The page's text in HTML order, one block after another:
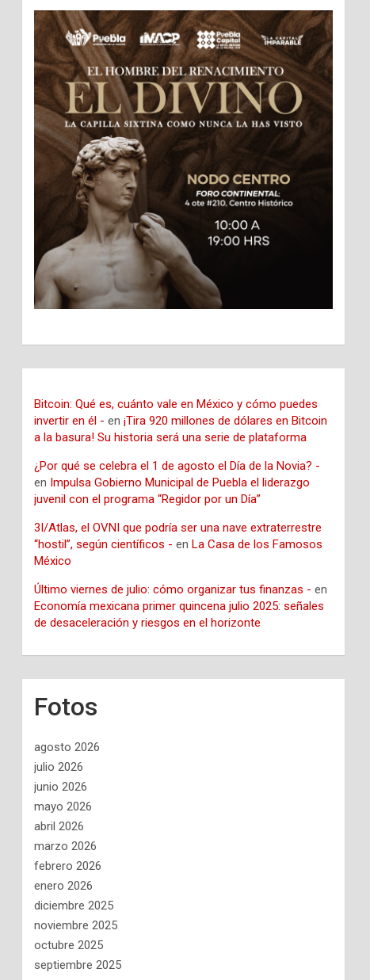
Bitcoin: Qué es, cuánto vale en México y cómo puedes
invertir en él - en¡Tira 920 millones de dólares en Bitcoin
a la basura! Su historia será una serie de plataforma
¿Por qué se celebra el 1 de agosto el Día de la Novia? -
en Impulsa Gobierno Municipal de Puebla el liderazgo
juvenil con el programa “Regidor por un Día”
3I/Atlas, el OVNI que podría ser una nave extraterrestre
“hostil”, según científicos - enLa Casa de los Famosos
México
Último viernes de julio: cómo organizar tus finanzas - en
Economía mexicana primer quincena julio 2025: señales
de desaceleración y riesgos en el horizonte
Fotos
agosto 2026
julio 2026
junio 2026
mayo 2026
abril 2026
marzo 2026
febrero 2026
enero 2026
diciembre 2025
noviembre 2025
octubre 2025
septiembre 2025